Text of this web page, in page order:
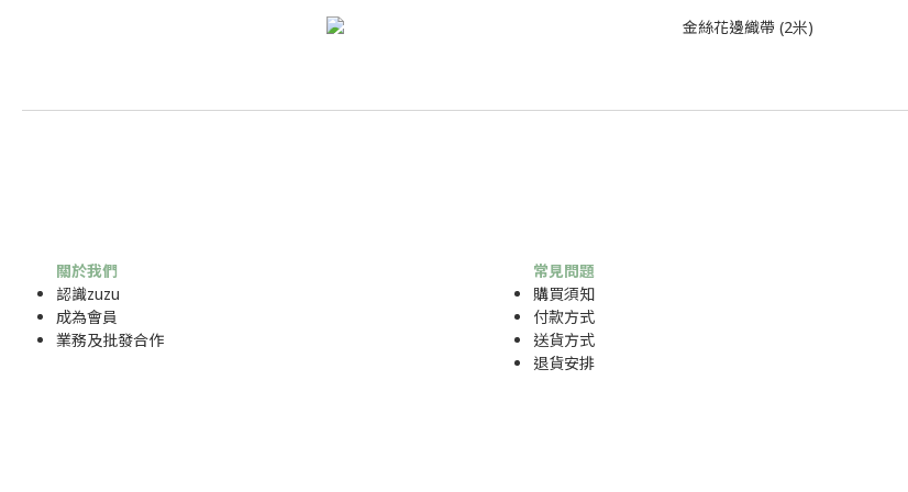
關於我們
認識zuzu
成為會員
業務及批發合作
常見問題
購買須知
付款方式
送貨方式
退貨安排